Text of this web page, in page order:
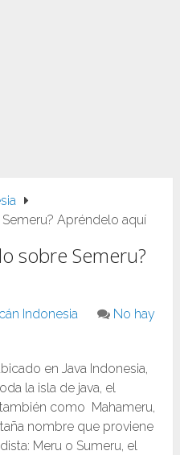
Apréndelo aquí
sobre Semeru?
Indonesia
No hay
en Java Indonesia,
la isla de java, el
como Mahameru,
nombre que proviene
Meru o Sumeru, el